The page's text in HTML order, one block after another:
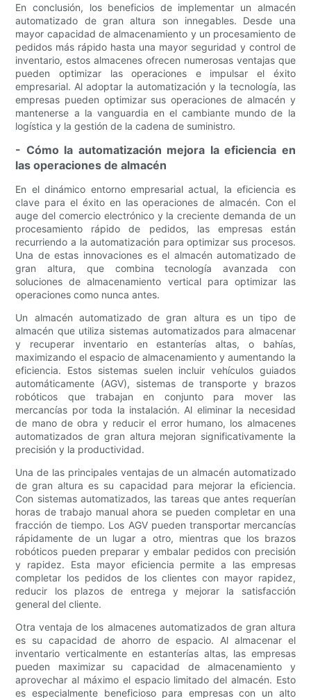
En conclusión, los beneficios de implementar un almacén
automatizado de gran altura son innegables. Desde una
mayor capacidad de almacenamiento y un procesamiento de
pedidos más rápido hasta una mayor seguridad y control de
inventario, estos almacenes ofrecen numerosas ventajas que
pueden optimizar las operaciones e impulsar el éxito
empresarial. Al adoptar la automatización y la tecnología, las
empresas pueden optimizar sus operaciones de almacén y
mantenerse a la vanguardia en el cambiante mundo de la
logística y la gestión de la cadena de suministro.
- Cómo la automatización mejora la eficiencia en
las operaciones de almacén
En el dinámico entorno empresarial actual, la eficiencia es
clave para el éxito en las operaciones de almacén. Con el
auge del comercio electrónico y la creciente demanda de un
procesamiento rápido de pedidos, las empresas están
recurriendo a la automatización para optimizar sus procesos.
Una de estas innovaciones es el almacén automatizado de
gran altura, que combina tecnología avanzada con
soluciones de almacenamiento vertical para optimizar las
operaciones como nunca antes.
Un almacén automatizado de gran altura es un tipo de
almacén que utiliza sistemas automatizados para almacenar
y recuperar inventario en estanterías altas, o bahías,
maximizando el espacio de almacenamiento y aumentando la
eficiencia. Estos sistemas suelen incluir vehículos guiados
automáticamente (AGV), sistemas de transporte y brazos
robóticos que trabajan en conjunto para mover las
mercancías por toda la instalación. Al eliminar la necesidad
de mano de obra y reducir el error humano, los almacenes
automatizados de gran altura mejoran significativamente la
precisión y la productividad.
Una de las principales ventajas de un almacén automatizado
de gran altura es su capacidad para mejorar la eficiencia.
Con sistemas automatizados, las tareas que antes requerían
horas de trabajo manual ahora se pueden completar en una
fracción de tiempo. Los AGV pueden transportar mercancías
rápidamente de un lugar a otro, mientras que los brazos
robóticos pueden preparar y embalar pedidos con precisión
y rapidez. Esta mayor eficiencia permite a las empresas
completar los pedidos de los clientes con mayor rapidez,
reducir los plazos de entrega y mejorar la satisfacción
general del cliente.
Otra ventaja de los almacenes automatizados de gran altura
es su capacidad de ahorro de espacio. Al almacenar el
inventario verticalmente en estanterías altas, las empresas
pueden maximizar su capacidad de almacenamiento y
aprovechar al máximo el espacio limitado del almacén. Esto
es especialmente beneficioso para empresas con un alto